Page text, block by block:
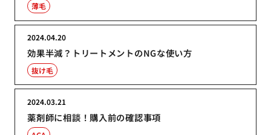
薄毛
効果半減？トリートメントのNGな使い方
2024.04.20
抜け毛
薬剤師に相談！購入前の確認事項
2024.03.21